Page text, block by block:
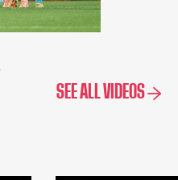
SEE ALL VIDEOS